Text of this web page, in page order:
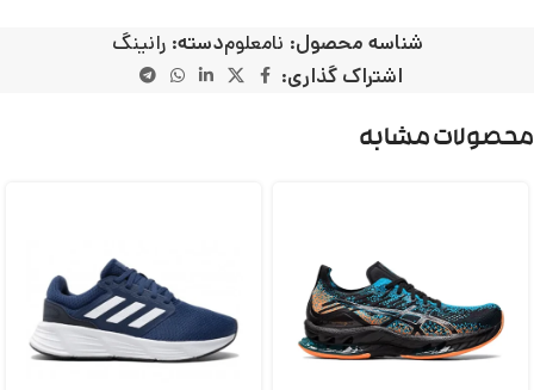
شناسه محصول: نامعلومدسته: رانینگ
اشتراک گذاری:
محصولات مشابه